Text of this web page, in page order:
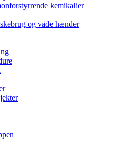
kemikalier
og våde hænder